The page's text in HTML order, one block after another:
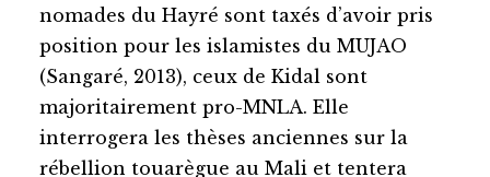
nomades du Hayré sont taxés d’avoir pris
position pour les islamistes du MUJAO
(Sangaré, 2013), ceux de Kidal sont
majoritairement pro-MNLA. Elle
interrogera les thèses anciennes sur la
rébellion touarègue au Mali et tentera